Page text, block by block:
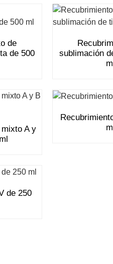
de
de 500
sublimación
A y
de 250